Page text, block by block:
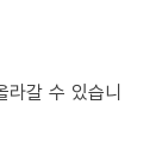
라갈 수 있습니